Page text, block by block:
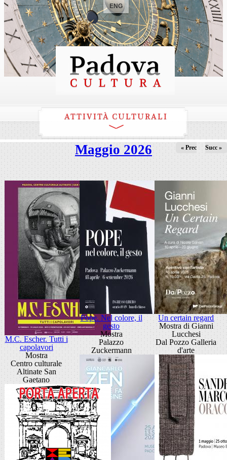
ENG
ATTIVITÀ CULTURALI
Maggio 2026 « Prec Succ »
M.C. Escher. Tutti i
capolavori
Mostra
Centro culturale
Altinate San
Gaetano
Pope. Nel colore, il
gesto
Mostra
Palazzo
Zuckermann
Un certain regard
Mostra di Gianni
Lucchesi
Dal Pozzo Galleria
d'arte